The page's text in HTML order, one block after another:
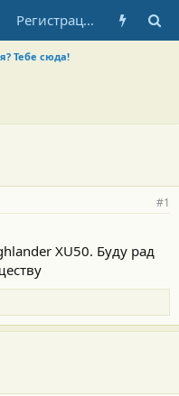
Регистрация
Тебе сюда!
#1
XU50. Буду рад